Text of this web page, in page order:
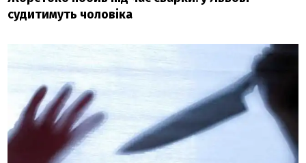
судитимуть чоловіка